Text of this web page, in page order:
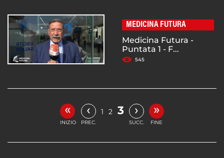
MEDICINA FUTURA
Medicina Futura -
Puntata 1 - F...
545
«
INIZIO
‹
PREC.
1 2 3 ›
SUCC.
»
FINE